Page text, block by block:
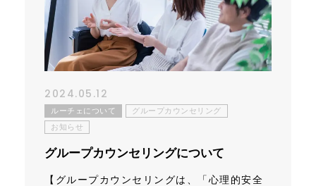
コンテンツ
ニュース
アクセス
2024.05.12
ルーチェについて
グループカウンセリング
お知らせ
グループカウンセリングについて
【グループカウンセリングは、「心理的安全